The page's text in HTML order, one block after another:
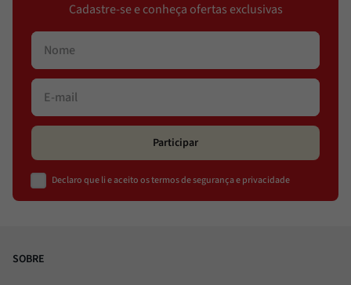
Cadastre-se e conheça ofertas exclusivas
Participar
Declaro que li e aceito os termos de segurança e privacidade
SOBRE